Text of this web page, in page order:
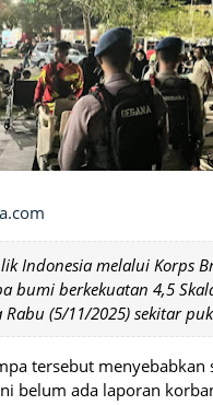
Indonesia melalui Korps
bumi berkekuatan 4,5
(5/11/2025) sekitar
tersebut
belum ada laporan